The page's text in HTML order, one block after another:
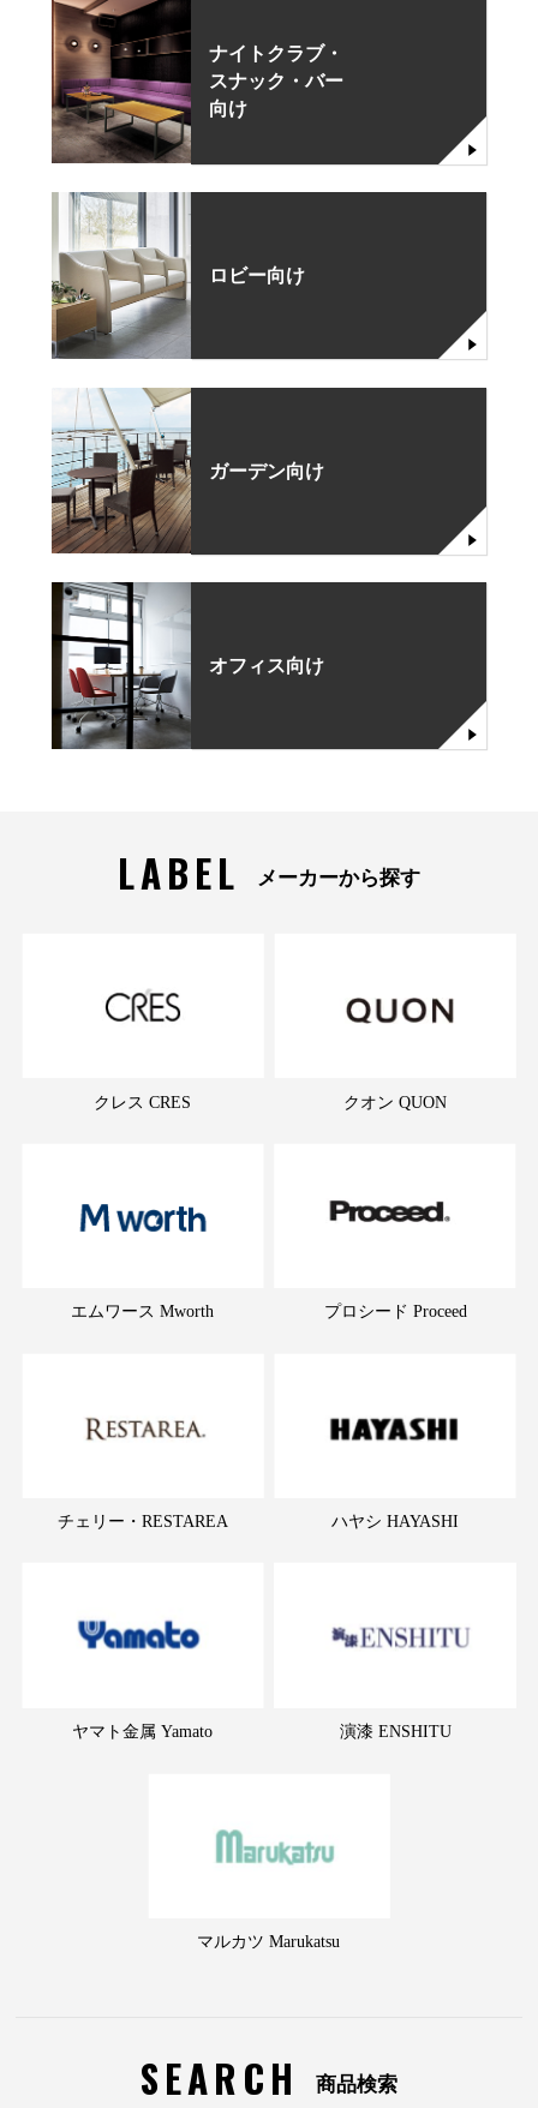
ナイトクラブ・
スナック・バー
向け
ロビー向け
ガーデン向け
オフィス向け
LABEL メーカーから探す
クレス CRES クオン QUON
エムワース Mworth プロシード Proceed
チェリー・RESTAREA ハヤシ HAYASHI
ヤマト金属 Yamato 演漆 ENSHITU
マルカツ Marukatsu
SEARCH 商品検索